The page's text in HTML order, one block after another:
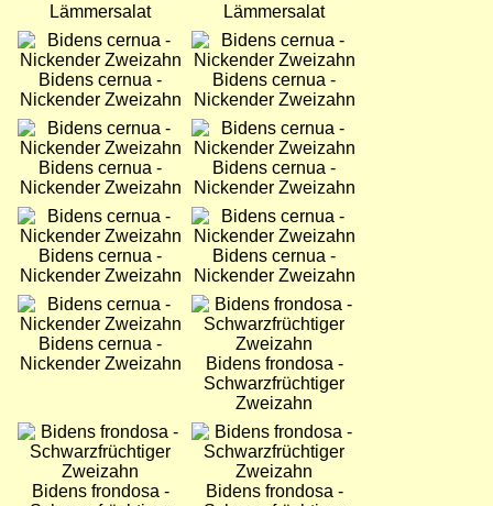
Lämmersalat
Lämmersalat
Bild
Bidens cernua -
Nickender Zweizahn
Bild
Bidens cernua -
Nickender Zweizahn
Bild
Bidens cernua -
Nickender Zweizahn
Bild
Bidens cernua -
Nickender Zweizahn
Bild
Bidens cernua -
Nickender Zweizahn
Bild
Bidens cernua -
Nickender Zweizahn
Bild
Bidens cernua -
Nickender Zweizahn
Bild
Bidens frondosa -
Schwarzfrüchtiger
Zweizahn
Bild
Bidens frondosa -
Bild
Bidens frondosa -